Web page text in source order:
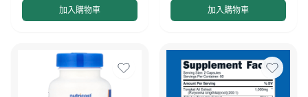
加入購物車 加入購物車